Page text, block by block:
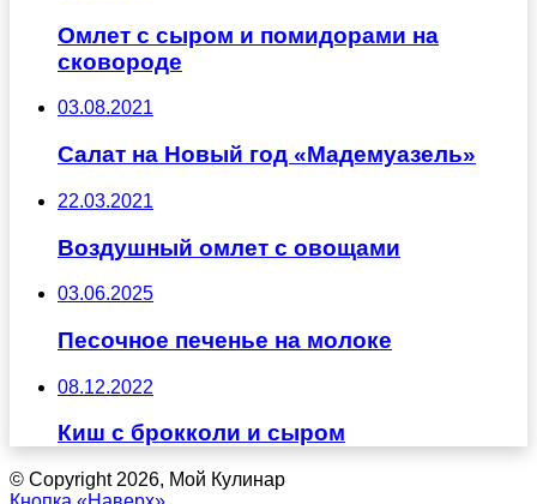
Омлет с сыром и помидорами на
сковороде
03.08.2021
Салат на Новый год «Мадемуазель»
22.03.2021
Воздушный омлет с овощами
03.06.2025
Песочное печенье на молоке
08.12.2022
Киш с брокколи и сыром
© Copyright 2026, Мой Кулинар